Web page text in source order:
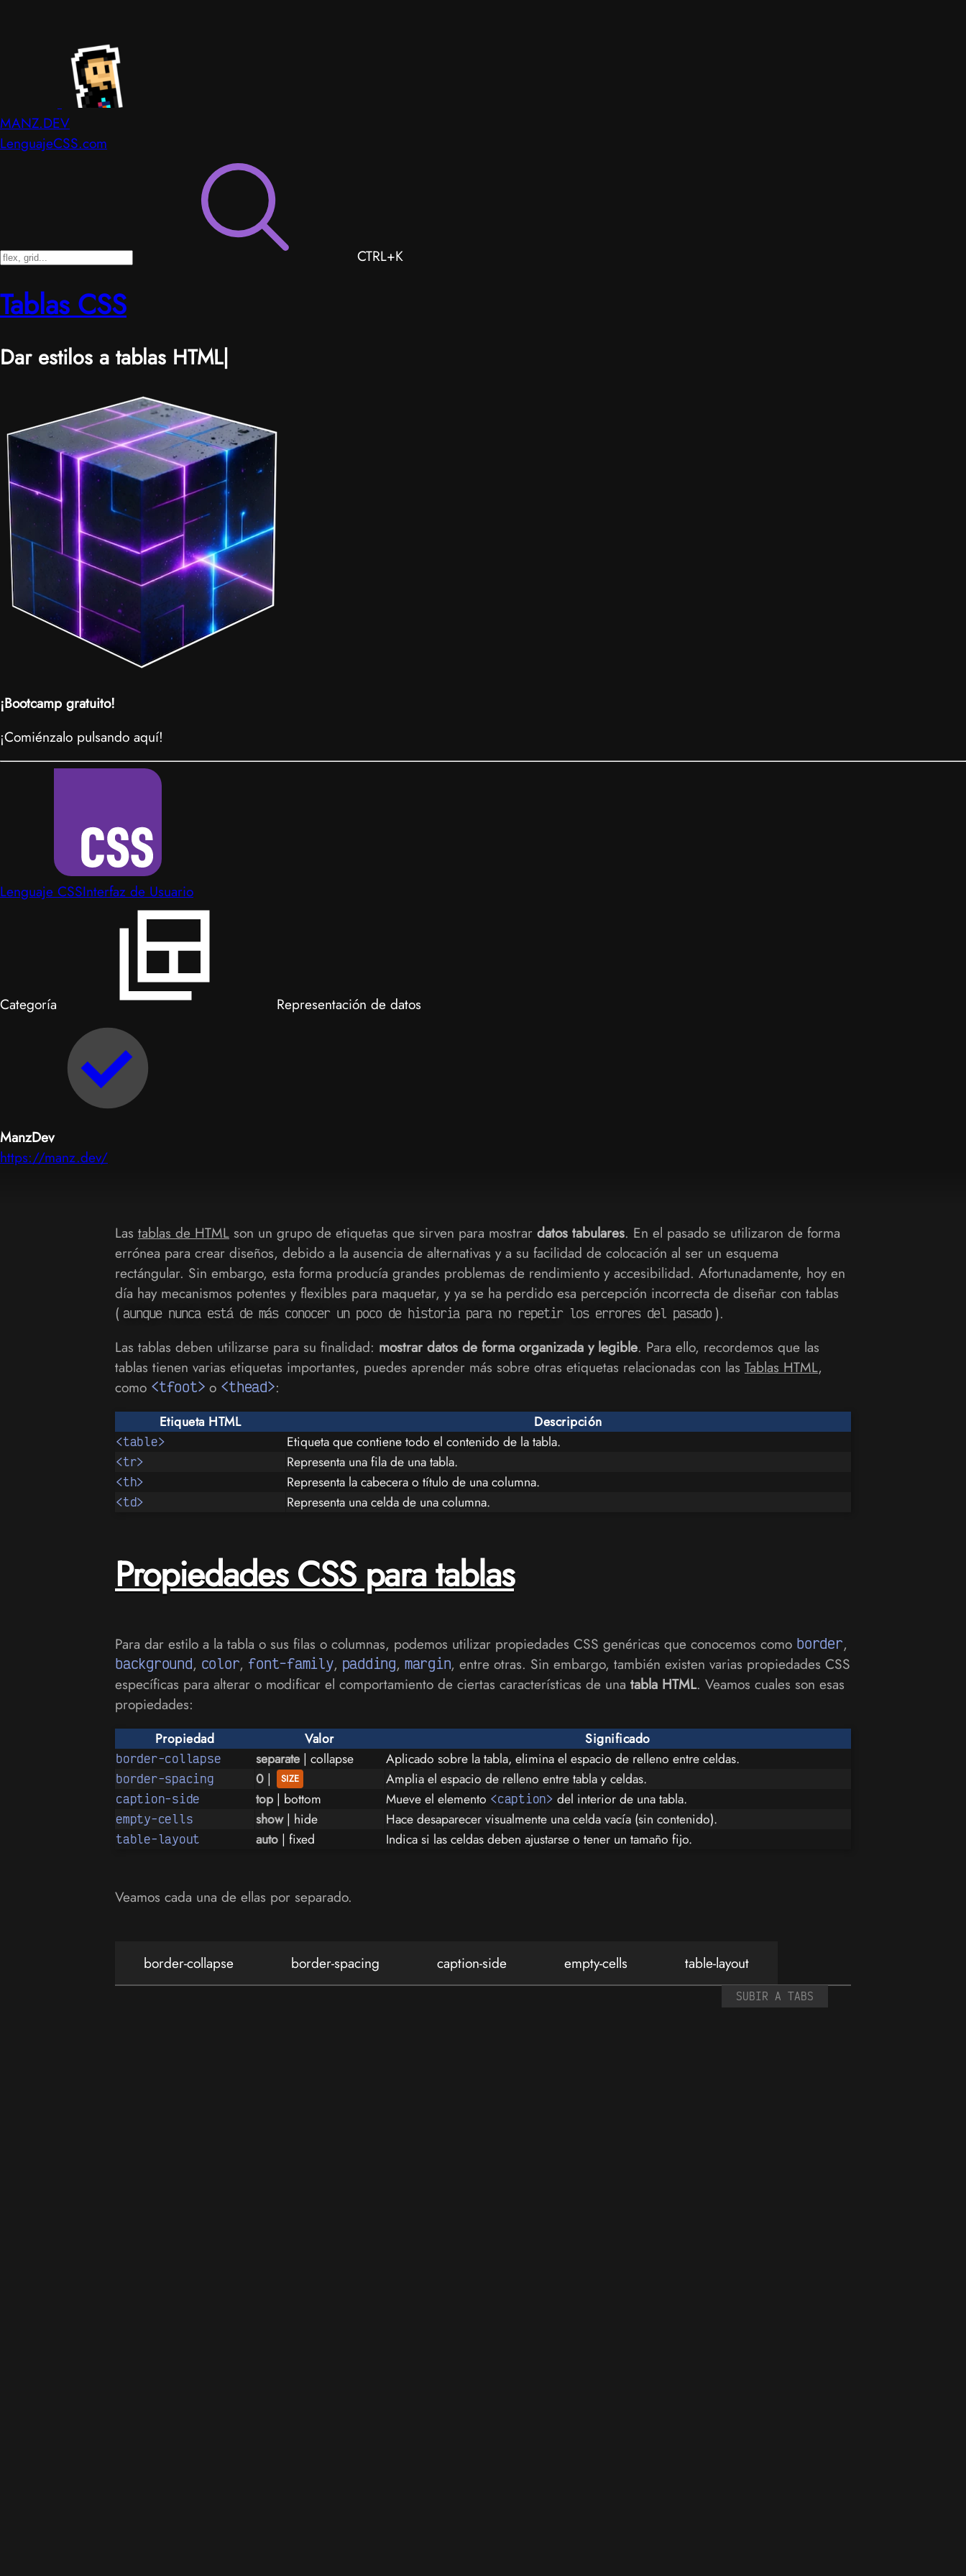
MANZ.DEV
LenguajeCSS.com
CTRL+K
Tablas CSS
Dar estilos a tablas HTML|
¡Bootcamp gratuito!
¡Comiénzalo pulsando aquí!
Lenguaje CSSInterfaz de Usuario
Categoría Representación de datos
ManzDev
https://manz.dev/
Las tablas de HTML son un grupo de etiquetas que sirven para mostrar datos tabulares. En el pasado se utilizaron de forma
errónea para crear diseños, debido a la ausencia de alternativas y a su facilidad de colocación al ser un esquema
rectángular. Sin embargo, esta forma producía grandes problemas de rendimiento y accesibilidad. Afortunadamente, hoy en
día hay mecanismos potentes y flexibles para maquetar, y ya se ha perdido esa percepción incorrecta de diseñar con tablas
( aunque nunca está de más conocer un poco de historia para no repetir los errores del pasado ).
Las tablas deben utilizarse para su finalidad: mostrar datos de forma organizada y legible. Para ello, recordemos que las
tablas tienen varias etiquetas importantes, puedes aprender más sobre otras etiquetas relacionadas con las Tablas HTML,
como <tfoot> o <thead>:
Etiqueta HTML Descripción
<table> Etiqueta que contiene todo el contenido de la tabla.
<tr> Representa una fila de una tabla.
<th> Representa la cabecera o título de una columna.
<td> Representa una celda de una columna.
Propiedades CSS para tablas
Para dar estilo a la tabla o sus filas o columnas, podemos utilizar propiedades CSS genéricas que conocemos como border,
background, color, font-family, padding, margin, entre otras. Sin embargo, también existen varias propiedades CSS
específicas para alterar o modificar el comportamiento de ciertas características de una tabla HTML. Veamos cuales son esas
propiedades:
Propiedad Valor Significado
border-collapse separate | collapse Aplicado sobre la tabla, elimina el espacio de relleno entre celdas.
border-spacing 0 | Amplia el espacio de relleno entre tabla y celdas.
caption-side top | bottom Mueve el elemento <caption> del interior de una tabla.
empty-cells show| hide Hace desaparecer visualmente una celda vacía (sin contenido).
table-layout auto | fixed Indica si las celdas deben ajustarse o tener un tamaño fijo.
Veamos cada una de ellas por separado.
border-collapse border-spacing caption-side empty-cells table-layout
SUBIR A TABS